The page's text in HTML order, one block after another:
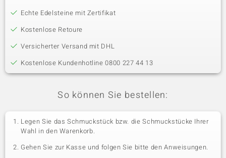
Echte Edelsteine mit Zertifikat
Kostenlose Retoure
Versicherter Versand mit DHL
Kostenlose Kundenhotline 0800 227 44 13
So können Sie bestellen:
Legen Sie das Schmuckstück bzw. die Schmuckstücke Ihrer
Wahl in den Warenkorb.
Gehen Sie zur Kasse und folgen Sie bitte den Anweisungen.